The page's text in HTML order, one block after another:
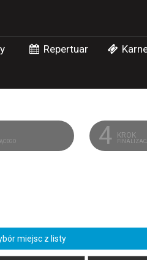
Repertuar
4 KROK
miejsc z listy